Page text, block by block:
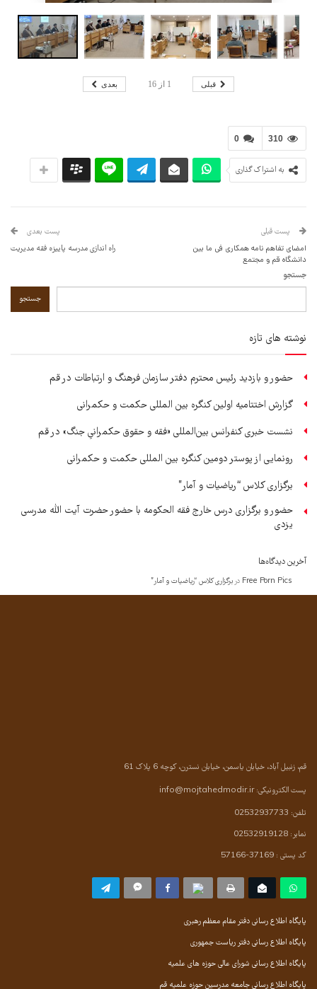
قبلی 1 از16 بعدی
0 310
به اشتراک گذاری
پست قبلی
امضای تفاهم نامه همکاری فی ما بین
دانشگاه قم و مجتمع
پست بعدی
راه اندازی مدرسه پاییزه فقه مدیریت
جستجو
جستجو
نوشته های تازه
حضور و بازدید رئیس محترم دفتر سازمان فرهنگ و ارتباطات در قم
گزارش اختتامیه اولین کنگره بین المللی حکمت و حکمرانی
نشست خبری کنفرانس بین‌المللی «فقه و حقوق حکمرانیِ جنگ» در قم
رونمایی از پوستر دومین کنگره بین المللی حکمت و حکمرانی
برگزاری کلاس “ریاضیات و آمار”
حضور و برگزاری درس خارج فقه الحکومه با حضور حضرت آیت الله مدرسی
یزدی
آخرین دیدگاه‌ها
Free Porn Pics در برگزاری کلاس “ریاضیات و آمار”
قم، زنبیل آباد، خیابان یاسمن، خیابان نسترن، کوچه 6 پلاک 61
پست الکترونیکی:info@mojtahedmodir.ir
تلفن: 02532937733
نمابر: 02532919128
کد پستی : 37169-57166
پایگاه اطلاع رسانی دفتر مقام معظم رهبری
پایگاه اطلاع رسانی دفتر ریاست جمهوری
پایگاه اطلاع رسانی شورای عالی حوزه های علمیه
پایگاه اطلاع رسانی جامعه مدرسین حوزه علمیه قم